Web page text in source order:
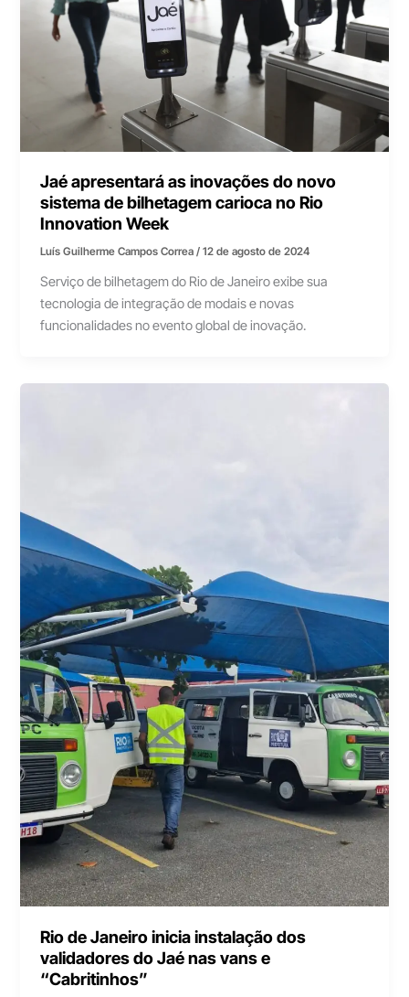
Jaé apresentará as inovações do novo
sistema de bilhetagem carioca no Rio
Innovation Week
Luís Guilherme Campos Correa/12 de agosto de 2024
Serviço de bilhetagem do Rio de Janeiro exibe sua
tecnologia de integração de modais e novas
funcionalidades no evento global de inovação.
Rio de Janeiro inicia instalação dos
validadores do Jaé nas vans e
“Cabritinhos”